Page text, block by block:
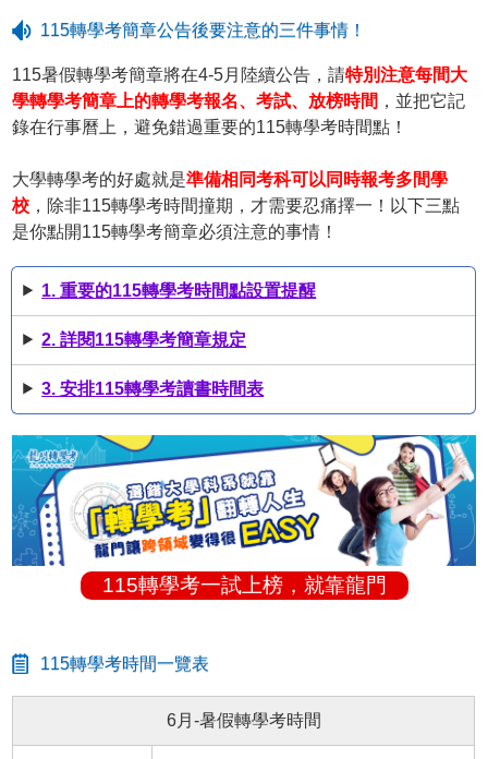
115轉學考簡章公告後要注意的三件事情！
115暑假轉學考簡章將在4-5月陸續公告，請特別注意每間大
學轉學考簡章上的轉學考報名、考試、放榜時間 ，並把它記
錄在行事曆上，避免錯過重要的115轉學考時間點！
大學轉學考的好處就是準備相同考科可以同時報考多間學
校 ，除非115轉學考時間撞期，才需要忍痛擇一！以下三點
是你點開115轉學考簡章必須注意的事情！
1. 重要的115轉學考時間點設置提醒
2. 詳閱115轉學考簡章規定
3. 安排115轉學考讀書時間表
115轉學考一試上榜，就靠龍門
115轉學考時間一覽表
6月-暑假轉學考時間